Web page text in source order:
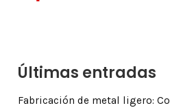
Últimas entradas
Fabricación de metal ligero: